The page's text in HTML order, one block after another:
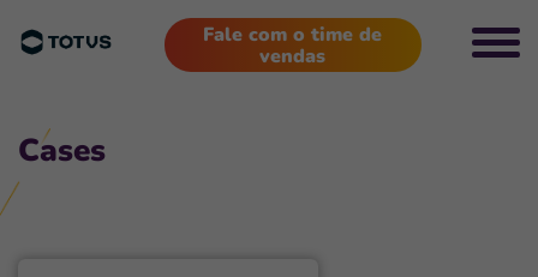
Fale com o time de
vendas
Cases